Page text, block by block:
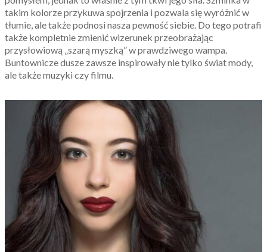
takim kolorze przykuwa spojrzenia i pozwala się wyróżnić w
tłumie, ale także podnosi nasza pewność siebie. Do tego potrafi
także kompletnie zmienić wizerunek przeobrażając
przysłowiową „szarą myszką” w prawdziwego wampa.
Buntownicze dusze zawsze inspirowały nie tylko świat mody,
ale także muzyki czy filmu.